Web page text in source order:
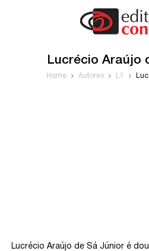
Lucrécio Araújo
Home Autores L1
Lucrécio Araújo de Sá Júnior é